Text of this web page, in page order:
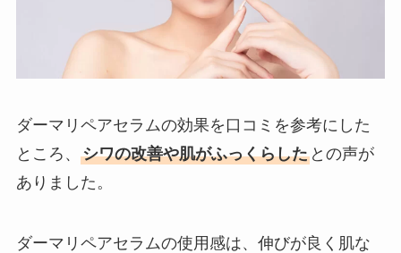
ダーマリペアセラムの効果を口コミを参考にした
ところ、 シワの改善や肌がふっくらしたとの声が
ありました。
ダーマリペアセラムの使用感は、伸びが良く肌な